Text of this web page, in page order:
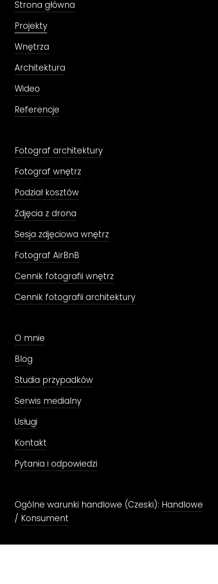
Strona główna
Projekty
Wnętrza
Architektura
Wideo
Referencje
Fotograf architektury
Fotograf wnętrz
Podział kosztów
Zdjęcia z drona
Sesja zdjęciowa wnętrz
Fotograf AirBnB
Cennik fotografii wnętrz
Cennik fotografii architektury
O mnie
Blog
Studia przypadków
Serwis medialny
Usługi
Kontakt
Pytania i odpowiedzi
Ogólne warunki handlowe (Czeski): Handlowe
/ Konsument